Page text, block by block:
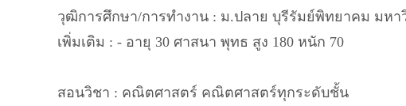
วุฒิการศึกษา/การทำงาน : ม.ปลาย บุรีรัมย์พิทยาคม มห
เพิ่มเติม : - อายุ 30 ศาสนา พุทธ สูง 180 หนัก 70
สอนวิชา : คณิตศาสตร์ คณิตศาสตร์ทุกระดับชั้น